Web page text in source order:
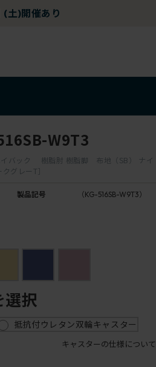
(土)開催あり
W9T3
バック 樹脂肘 樹脂脚 布地（SB） ナイ
グレーT］
製品記号 （KG-516SB-W9T3）
選択
抵抗付ウレタン双輪キャスター
キャスターの仕様について